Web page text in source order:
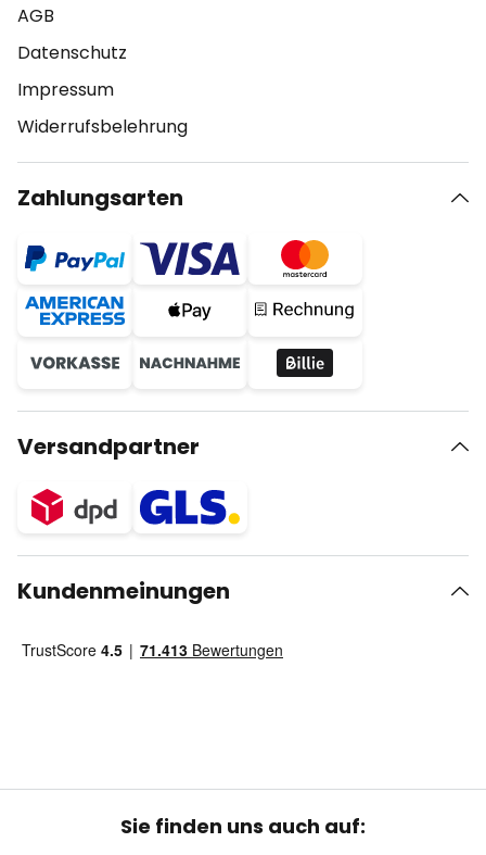
AGB
Datenschutz
Impressum
Widerrufsbelehrung
Zahlungsarten
Versandpartner
Kundenmeinungen
Sie finden uns auch auf: